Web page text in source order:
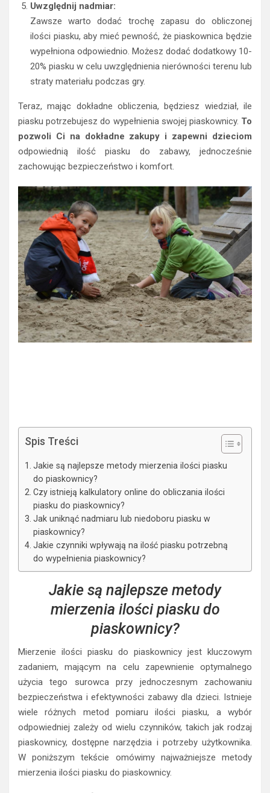
Uwzględnij nadmiar:
Zawsze warto dodać trochę zapasu do obliczonej
ilości piasku, aby mieć pewność, że piaskownica będzie
wypełniona odpowiednio. Możesz dodać dodatkowy 10-
20% piasku w celu uwzględnienia nierówności terenu lub
straty materiału podczas gry.
Teraz, mając dokładne obliczenia, będziesz wiedział, ile
piasku potrzebujesz do wypełnienia swojej piaskownicy. To
pozwoli Ci na dokładne zakupy i zapewni dzieciom
odpowiednią ilość piasku do zabawy, jednocześnie
zachowując bezpieczeństwo i komfort.
Spis Treści
Jakie są najlepsze metody mierzenia ilości piasku
do piaskownicy?
Czy istnieją kalkulatory online do obliczania ilości
piasku do piaskownicy?
Jak uniknąć nadmiaru lub niedoboru piasku w
piaskownicy?
Jakie czynniki wpływają na ilość piasku potrzebną
do wypełnienia piaskownicy?
Jakie są najlepsze metody
mierzenia ilości piasku do
piaskownicy?
Mierzenie ilości piasku do piaskownicy jest kluczowym
zadaniem, mającym na celu zapewnienie optymalnego
użycia tego surowca przy jednoczesnym zachowaniu
bezpieczeństwa i efektywności zabawy dla dzieci. Istnieje
wiele różnych metod pomiaru ilości piasku, a wybór
odpowiedniej zależy od wielu czynników, takich jak rodzaj
piaskownicy, dostępne narzędzia i potrzeby użytkownika.
W poniższym tekście omówimy najważniejsze metody
mierzenia ilości piasku do piaskownicy.